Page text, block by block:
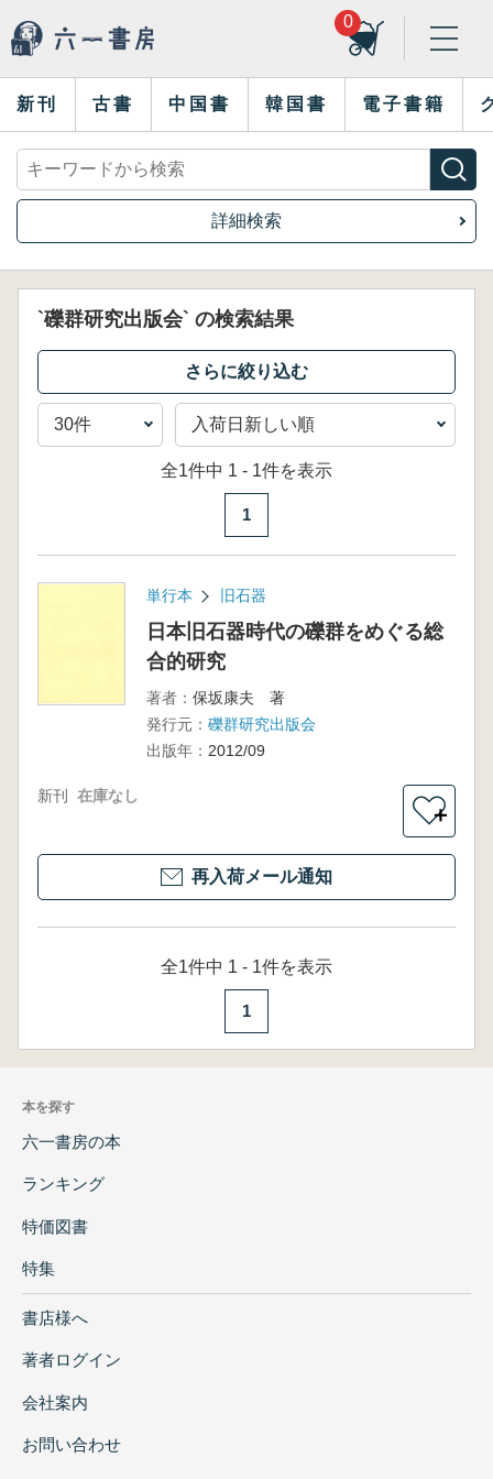
0
新刊 古書 中国書 韓国書 電子書籍
詳細検索
`礫群研究出版会` の検索結果
全1件中 1 - 1件を表示
1
単行本 旧石器
日本旧石器時代の礫群をめぐる総
合的研究
著者： 保坂康夫 著
発行元： 礫群研究出版会
出版年： 2012/09
新刊 在庫なし
＋
再入荷メール通知
全1件中 1 - 1件を表示
1
本を探す
六一書房の本
ランキング
特価図書
特集
書店様へ
著者ログイン
会社案内
お問い合わせ